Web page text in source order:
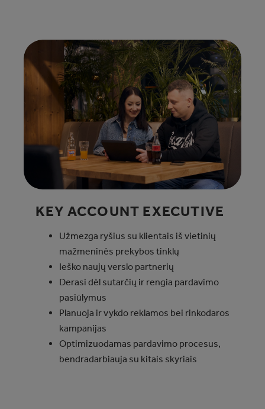
KEY ACCOUNT EXECUTIVE​
Užmezga ryšius su klientais iš vietinių
mažmeninės prekybos tinklų
Ieško naujų verslo partnerių
Derasi dėl sutarčių ir rengia pardavimo
pasiūlymus
Planuoja ir vykdo reklamos bei rinkodaros
kampanijas
Optimizuodamas pardavimo procesus,
bendradarbiauja su kitais skyriais